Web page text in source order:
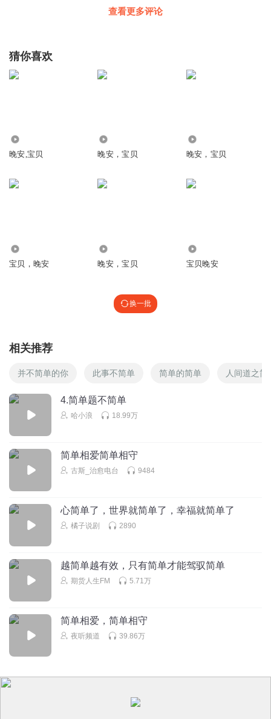
真好听 😚😚😚😚😚😘😘😘😜😘😚😘
查看更多评论
猜你喜欢
晚安,宝贝 晚安，宝贝 晚安，宝贝
宝贝，晚安 晚安，宝贝 宝贝晚安
换一批
相关推荐
并不简单的你 此事不简单 简单的简单 人间道之简
4.简单题不简单
哈小浪 18.99万
简单相爱简单相守
古斯_治愈电台 9484
心简单了，世界就简单了，幸福就简单了
橘子说剧 2890
越简单越有效，只有简单才能驾驭简单
期货人生FM 5.71万
简单相爱，简单相守
夜听频道 39.86万